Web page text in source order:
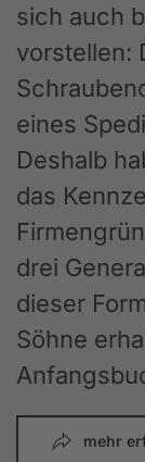
sich auch
vorstellen:
eines
Deshalb
das
drei
dieser
Söhne
mehr